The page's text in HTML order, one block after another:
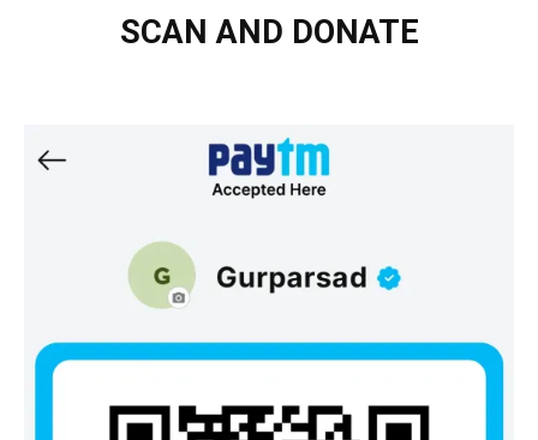
SCAN AND DONATE